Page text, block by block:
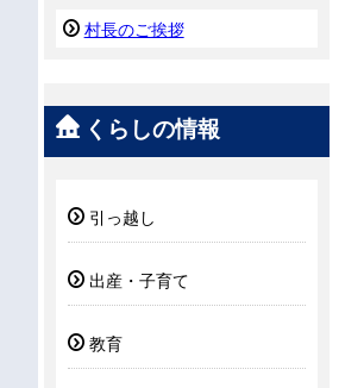
村長のご挨拶
くらしの情報
引っ越し
出産・子育て
教育